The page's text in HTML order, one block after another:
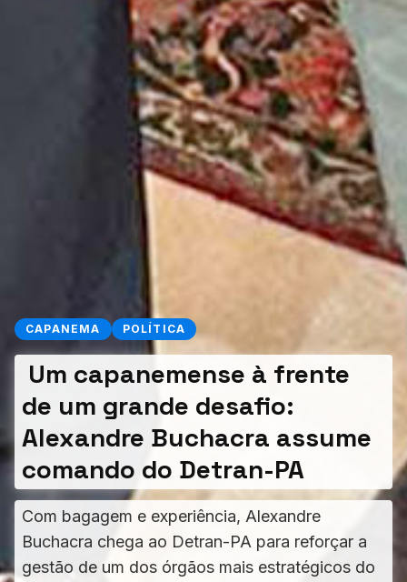
CAPANEMA POLÍTICA
Um capanemense à frente
de um grande desafio:
Alexandre Buchacra assume
comando do Detran-PA
Com bagagem e experiência, Alexandre
Buchacra chega ao Detran-PA para reforçar a
gestão de um dos órgãos mais estratégicos do